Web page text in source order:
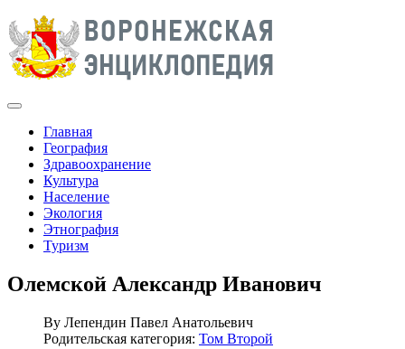
Главная
География
Здравоохранение
Культура
Население
Экология
Этнография
Туризм
Олемской Александр Иванович
By Лепендин Павел Анатольевич
Родительская категория: Том Второй